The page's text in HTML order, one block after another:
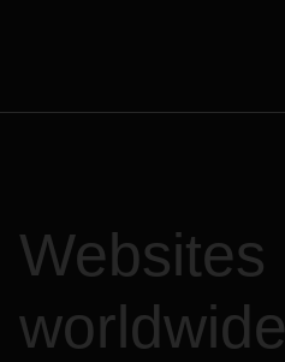
Websites
worldwide